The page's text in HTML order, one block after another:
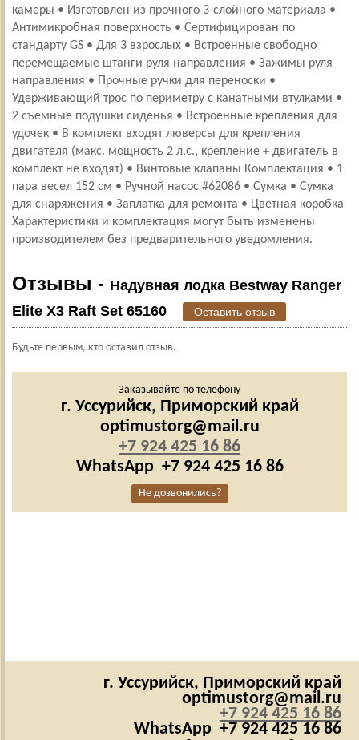
камеры • Изготовлен из прочного 3-слойного материала •
Антимикробная поверхность • Сертифицирован по
стандарту GS • Для 3 взрослых • Встроенные свободно
перемещаемые штанги руля направления • Зажимы руля
направления • Прочные ручки для переноски •
Удерживающий трос по периметру с канатными втулками •
2 съемные подушки сиденья • Встроенные крепления для
удочек • В комплект входят люверсы для крепления
двигателя (макс. мощность 2 л.с., крепление + двигатель в
комплект не входят) • Винтовые клапаны Комплектация • 1
пара весел 152 см • Ручной насос #62086 • Сумка • Сумка
для снаряжения • Заплатка для ремонта • Цветная коробка
Характеристики и комплектация могут быть изменены
производителем без предварительного уведомления.
Отзывы - Надувная лодка Bestway Ranger
Elite X3 Raft Set 65160
Оставить отзыв
Будьте первым, кто оставил отзыв.
Заказывайте по телефону
г. Уссурийск, Приморский край
optimustorg@mail.ru
+7 924 425 16 86
WhatsApp +7 924 425 16 86
Не дозвонились?
г. Уссурийск, Приморский край
optimustorg@mail.ru
+7 924 425 16 86
WhatsApp +7 924 425 16 86